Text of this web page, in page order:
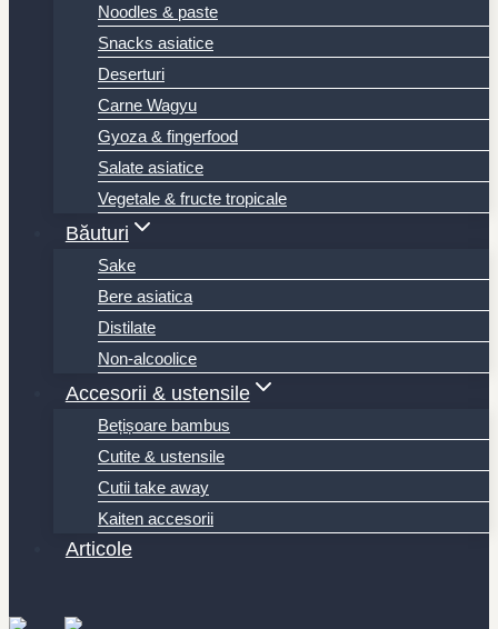
Noodles & paste
Snacks asiatice
Deserturi
Carne Wagyu
Gyoza & fingerfood
Salate asiatice
Vegetale & fructe tropicale
Băuturi
Sake
Bere asiatica
Distilate
Non-alcoolice
Accesorii & ustensile
Bețișoare bambus
Cutite & ustensile
Cutii take away
Kaiten accesorii
Articole